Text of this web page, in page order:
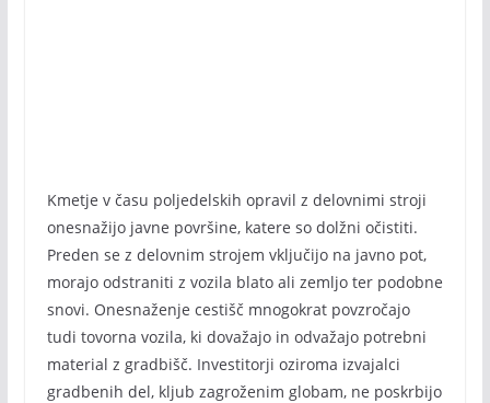
Kmetje v času poljedelskih opravil z delovnimi stroji
onesnažijo javne površine, katere so dolžni očistiti.
Preden se z delovnim strojem vključijo na javno pot,
morajo odstraniti z vozila blato ali zemljo ter podobne
snovi. Onesnaženje cestišč mnogokrat povzročajo
tudi tovorna vozila, ki dovažajo in odvažajo potrebni
material z gradbišč. Investitorji oziroma izvajalci
gradbenih del, kljub zagroženim globam, ne poskrbijo